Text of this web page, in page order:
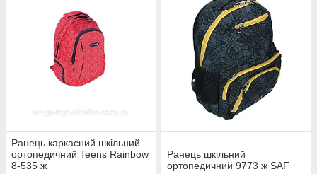
Ранець каркасний шкільний
ортопедичний Teens Rainbow
8-535 ж
Ранець шкільний
ортопедичний 9773 ж SAF